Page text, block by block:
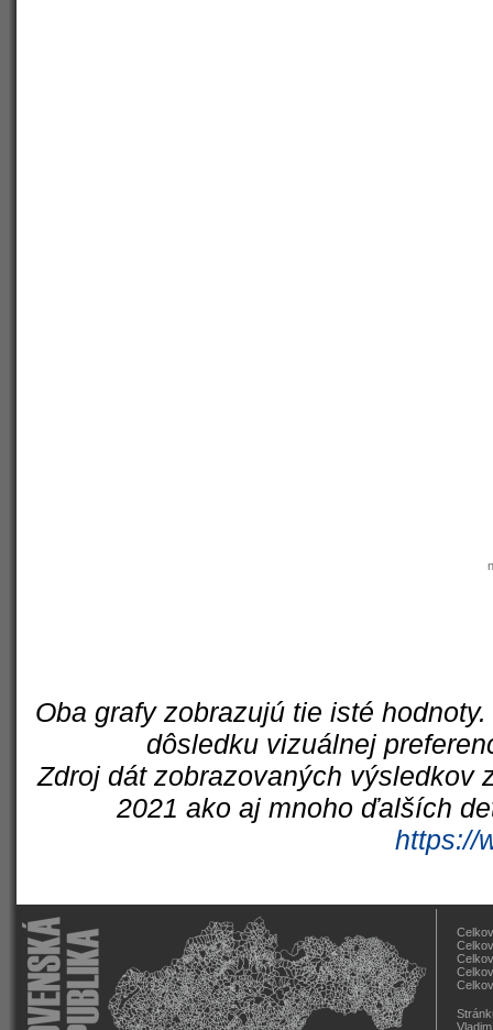
Oba grafy zobrazujú tie isté
dôsledku vizuálnej
Zdroj dát zobrazovaných výsledkov
2021 ako aj mnoho ďalších
https://